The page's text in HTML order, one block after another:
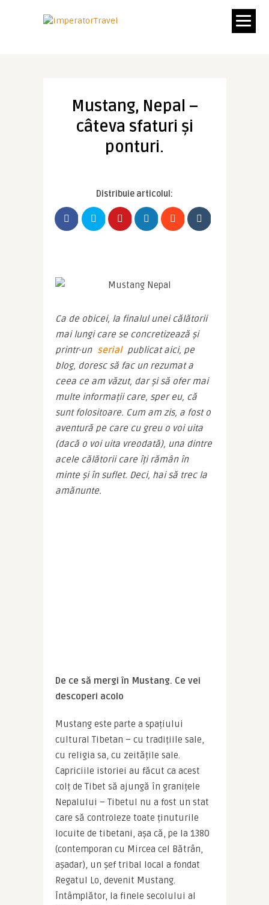
Mustang, Nepal –
câteva sfaturi și
ponturi.
Distribuie articolul:
Ca de obicei, la finalul unei călătorii
mai lungi care se concretizează și
printr-un serial publicat aici, pe
blog, doresc să fac un rezumat a
ceea ce am văzut, dar și să ofer mai
multe informații care, sper eu, că
sunt folositoare. Cum am zis, a fost o
aventură pe care cu greu o voi uita
(dacă o voi uita vreodată), una dintre
acele călătorii care îți rămân în
minte și în suflet. Deci, hai să trec la
amănunte.
De ce să mergi în Mustang. Ce vei
descoperi acolo
Mustang este parte a spațiului
cultural Tibetan – cu tradițiile sale,
cu religia sa, cu zeitățile sale.
Capriciile istoriei au făcut ca acest
colț de Tibet să ajungă în granițele
Nepalului – Tibetul nu a fost un stat
care să controleze toate ținuturile
locuite de tibetani, așa că, pe la 1380
(contemporan cu Mircea cel Bătrân,
așadar), un șef tribal local a fondat
Regatul Lo, devenit Mustang.
Întâmplător, la finele secolului al